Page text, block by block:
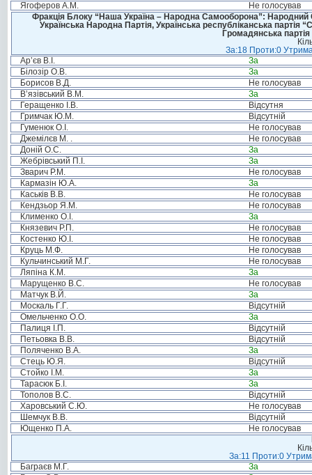
Ягоферов А.М.
Не голосував
Фракція Блоку “Наша Україна – Народна Самооборона”: Народний
Українська Народна Партія, Українська республіканська
Громадянська
За:18 Проти:0
Ар’єв В.І.
За
Білозір О.В.
За
Борисов В.Д.
Не голосував
В’язівський В.М.
За
Геращенко І.В.
Відсутня
Гримчак Ю.М.
Відсутній
Гуменюк О.І.
Не голосував
Джемілєв М. .
Не голосував
Доній О.С.
За
Жебрівський П.І.
За
Зварич Р.М.
Не голосував
Кармазін Ю.А.
За
Каськів В.В.
Не голосував
Кендзьор Я.М.
Не голосував
Клименко О.І.
За
Князевич Р.П.
Не голосував
Костенко Ю.І.
Не голосував
Круць М.Ф.
Не голосував
Кульчинський М.Г.
Не голосував
Ляпіна К.М.
За
Марущенко В.С.
Не голосував
Матчук В.Й.
За
Москаль Г.Г.
Відсутній
Омельченко О.О.
За
Палиця І.П.
Відсутній
Петьовка В.В.
Відсутній
Поляченко В.А.
За
Стець Ю.Я.
Відсутній
Стойко І.М.
За
Тарасюк Б.І.
За
Тополов В.С.
Відсутній
Харовський С.Ю.
Не голосував
Шемчук В.В.
Відсутній
Ющенко П.А.
Не голосував
За:11 Проти:0
Баграєв М.Г.
За